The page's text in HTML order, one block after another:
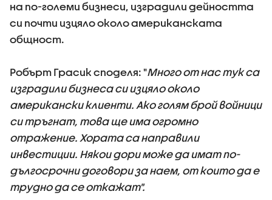
на по-големи бизнеси, изградили дейността
си почти изцяло около американската
общност.
Робърт Грасик споделя: "Много от нас тук са
изградили бизнеса си изцяло около
американски клиенти. Ако голям брой войници
си тръгнат, това ще има огромно
отражение. Хората са направили
инвестиции. Някои дори може да имат по-
дългосрочни договори за наем, от които да е
трудно да се откажат".